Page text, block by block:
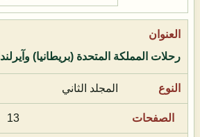
رحلات المملكة المتحدة (بريطانيا) وآيرلندا
المجلد الثاني
13